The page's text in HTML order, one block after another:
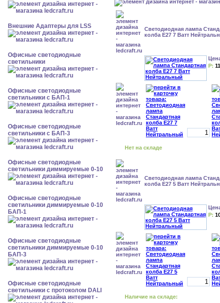
Внешние Адаптеры для LSS
Офисные светодиодные
светильники
Офисные светодиодные
светильники с БАП-1
Офисные светодиодные
светильники с БАП-3
Офисные светодиодные
светильники диммируемые 0-10
Офисные светодиодные
светильники диммируемые 0-10
БАП-1
Офисные светодиодные
светильники диммируемые 0-10
БАП-3
Офисные светодиодные
светильники с протоколом DALI
Светодиодная лампа
колба Е27 7 Ватт
Р:
Нет на складе
Светодиодная лампа
колба Е27 5 Ватт
Р:
Наличие на складе: